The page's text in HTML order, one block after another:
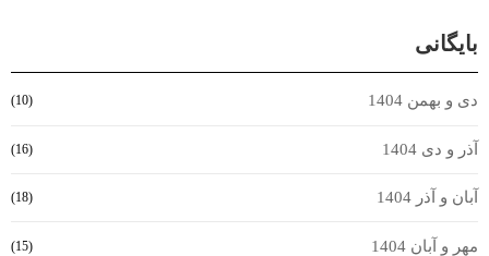
بایگانی
دی و بهمن 1404 (10)
آذر و دی 1404 (16)
آبان و آذر 1404 (18)
مهر و آبان 1404 (15)